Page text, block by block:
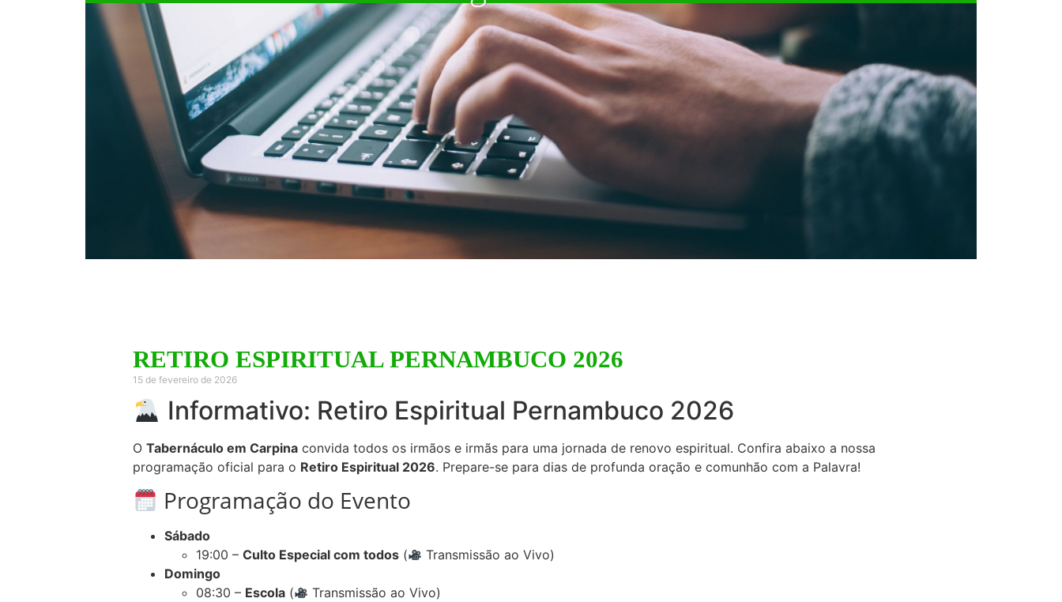
RETIRO ESPIRITUAL PERNAMBUCO 2026
15 de fevereiro de 2026
Informativo: Retiro Espiritual Pernambuco 2026
O Tabernáculo em Carpina convida todos os irmãos e irmãs para uma jornada de renovo espiritual. Confira abaixo a nossa
programação oficial para o Retiro Espiritual 2026. Prepare-se para dias de profunda oração e comunhão com a Palavra!
Programação do Evento
Sábado
19:00 – Culto Especial com todos (
Transmissão ao Vivo)
Domingo
08:30 – Escola (
Transmissão ao Vivo)